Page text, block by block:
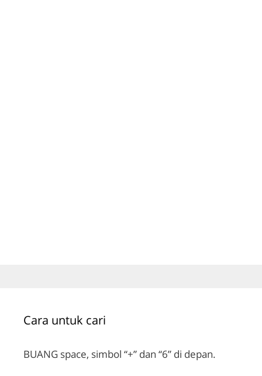
Cara untuk cari
BUANG space, simbol “+” dan “6” di depan.